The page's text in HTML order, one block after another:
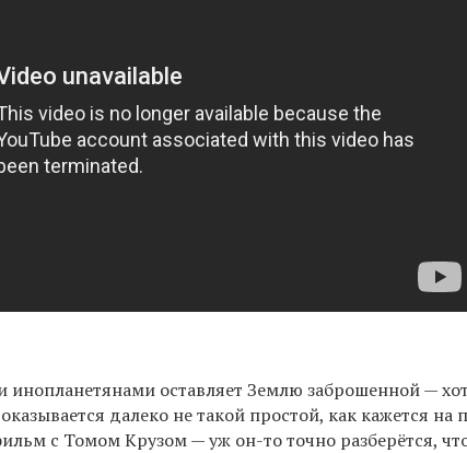
инопланетянами оставляет Землю заброшенной —
далеко не такой простой, как кажется на
с Томом Крузом — уж он-то точно разберётся,